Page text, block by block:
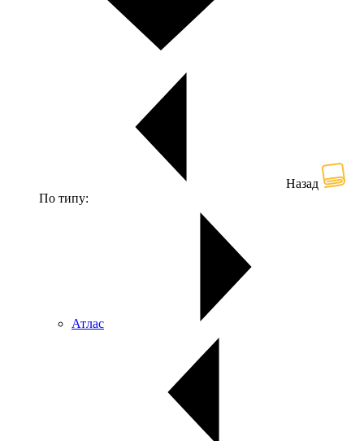
Назад
По типу:
Атлас